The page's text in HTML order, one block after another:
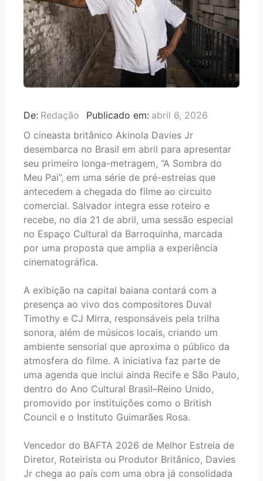
De: Redação Publicado em: abril 6, 2026
O cineasta britânico Akinola Davies Jr
desembarca no Brasil em abril para apresentar
seu primeiro longa-metragem, “A Sombra do
Meu Pai”, em uma série de pré-estreias que
antecedem a chegada do filme ao circuito
comercial. Salvador integra esse roteiro e
recebe, no dia 21 de abril, uma sessão especial
no Espaço Cultural da Barroquinha, marcada
por uma proposta que amplia a experiência
cinematográfica.
A exibição na capital baiana contará com a
presença ao vivo dos compositores Duval
Timothy e CJ Mirra, responsáveis pela trilha
sonora, além de músicos locais, criando um
ambiente sensorial que aproxima o público da
atmosfera do filme. A iniciativa faz parte de
uma agenda que inclui ainda Recife e São Paulo,
dentro do Ano Cultural Brasil–Reino Unido,
promovido por instituições como o British
Council e o Instituto Guimarães Rosa.
Vencedor do BAFTA 2026 de Melhor Estreia de
Diretor, Roteirista ou Produtor Britânico, Davies
Jr chega ao país com uma obra já consolidada